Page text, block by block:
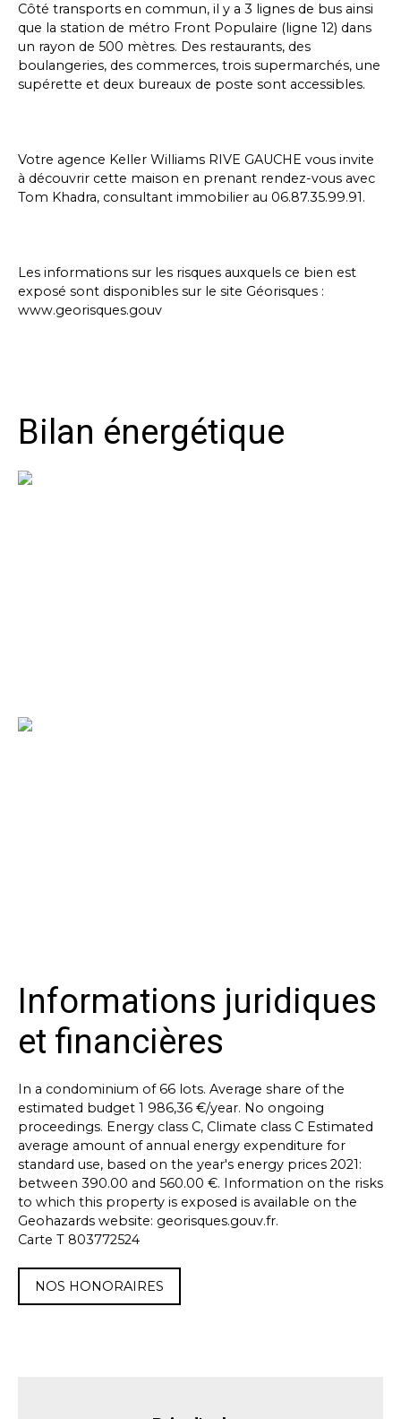
Côté transports en commun, il y a 3 lignes de bus ainsi
que la station de métro Front Populaire (ligne 12) dans
un rayon de 500 mètres. Des restaurants, des
boulangeries, des commerces, trois supermarchés, une
supérette et deux bureaux de poste sont accessibles.
Votre agence Keller Williams RIVE GAUCHE vous invite
à découvrir cette maison en prenant rendez-vous avec
Tom Khadra, consultant immobilier au 06.87.35.99.91.
Les informations sur les risques auxquels ce bien est
exposé sont disponibles sur le site Géorisques :
www.georisques.gouv
Bilan énergétique
Informations juridiques
et financières
In a condominium of 66 lots. Average share of the
estimated budget 1 986,36 €/year. No ongoing
proceedings. Energy class C, Climate class C Estimated
average amount of annual energy expenditure for
standard use, based on the year's energy prices 2021:
between 390.00 and 560.00 €. Information on the risks
to which this property is exposed is available on the
Geohazards website: georisques.gouv.fr.
Carte T 803772524
NOS HONORAIRES